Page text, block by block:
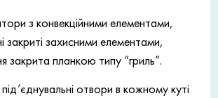
з конвекційними елементами,
закриті захисними елементами,
закрита планкою типу “гриль”.
отвори в кожному куті